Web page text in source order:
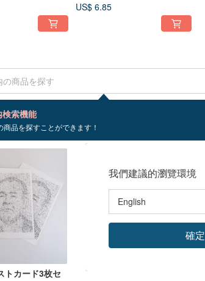
US$ 6.85
検索機能
商品を探すことができます！
トカード3枚セ
我們建議的瀏覽環境
確定